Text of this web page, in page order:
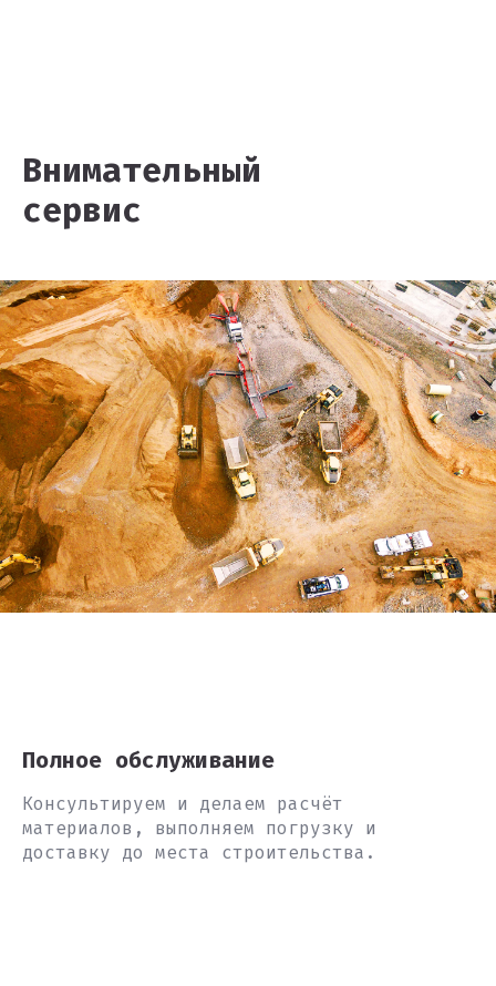
Внимательны й
сервис
Полное обслуживание
Консультируем и делаем расчёт
материалов, выполняем погрузку и
доставку до места строительства.